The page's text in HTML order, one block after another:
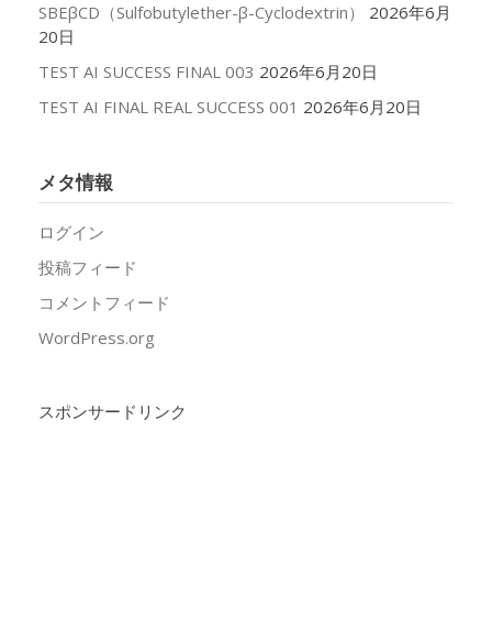
SBEβCD（Sulfobutylether-β-Cyclodextrin）
2026年6月
20日
TEST AI SUCCESS FINAL 003 2026年6月20日
TEST AI FINAL REAL SUCCESS 001 2026年6月20日
メタ情報
ログイン
投稿フィード
コメントフィード
WordPress.org
スポンサードリンク